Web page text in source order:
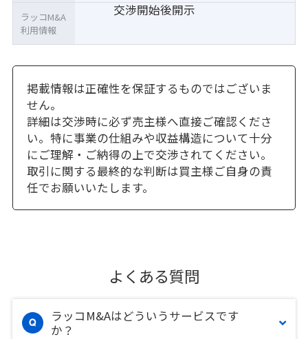
交渉開始後開示
ラッコM&A
利用情報
掲載情報は正確性を保証するものではございま
せん。
詳細は交渉時に必ず売主様へ直接ご確認くださ
い。特に事業の仕組みや収益構造について十分
にご理解・ご納得の上で交渉されてください。
取引に関する最終的な判断は買主様ご自身の責
任でお願いいたします。
よくある質問
ラッコM&Aはどういうサービスです
か？